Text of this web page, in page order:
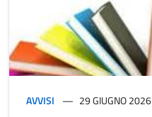
AVVISI 29 GIUGNO 2026